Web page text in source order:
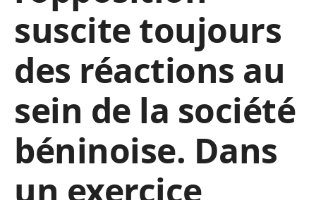
suscite toujours
des réactions au
sein de la société
béninoise. Dans
un exercice